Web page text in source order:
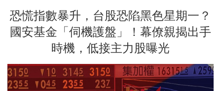
恐慌指數暴升，台股恐陷黑色星期一？
國安基金「伺機護盤」！幕僚親揭出手
時機，低接主力股曝光